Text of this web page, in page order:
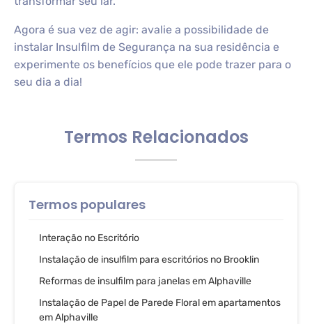
Agora é sua vez de agir: avalie a possibilidade de
instalar Insulfilm de Segurança na sua residência e
experimente os benefícios que ele pode trazer para o
seu dia a dia!
Termos Relacionados
Termos populares
Interação no Escritório
Instalação de insulfilm para escritórios no Brooklin
Reformas de insulfilm para janelas em Alphaville
Instalação de Papel de Parede Floral em apartamentos
em Alphaville